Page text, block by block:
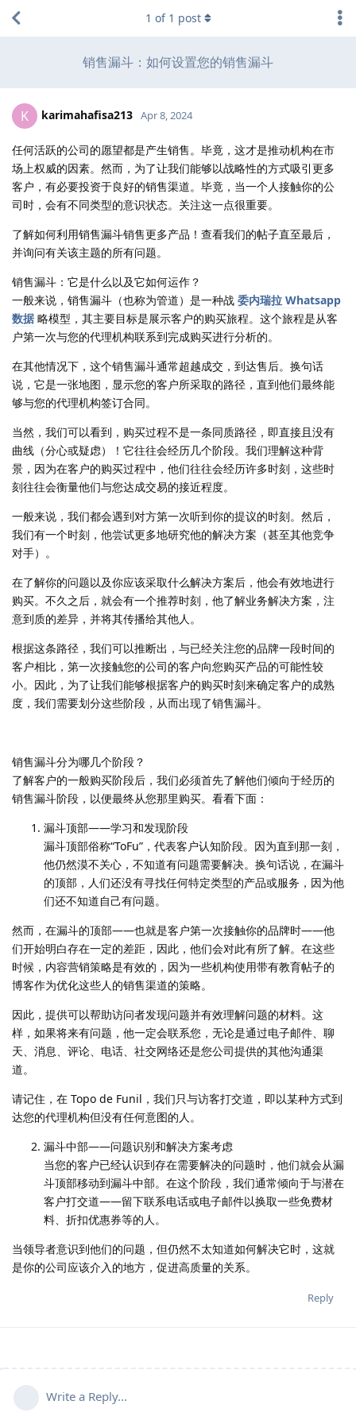
销售漏斗：如何设置您的销售漏斗
1 of 1 post
K karimahafisa213 Apr 8, 2024
任何活跃的公司的愿望都是产生销售。毕竟，这才是推动机构在市
场上权威的因素。然而，为了让我们能够以战略性的方式吸引更多
客户，有必要投资于良好的销售渠道。毕竟，当一个人接触你的公
司时，会有不同类型的意识状态。关注这一点很重要。
了解如何利用销售漏斗销售更多产品！查看我们的帖子直至最后，
并询问有关该主题的所有问题。
销售漏斗：它是什么以及它如何运作？
一般来说，销售漏斗（也称为管道）是一种战 委内瑞拉 Whatsapp
数据 略模型，其主要目标是展示客户的购买旅程。这个旅程是从客
户第一次与您的代理机构联系到完成购买进行分析的。
在其他情况下，这个销售漏斗通常超越成交，到达售后。换句话
说，它是一张地图，显示您的客户所采取的路径，直到他们最终能
够与您的代理机构签订合同。
当然，我们可以看到，购买过程不是一条同质路径，即直接且没有
曲线（分心或疑虑）！它往往会经历几个阶段。我们理解这种背
景，因为在客户的购买过程中，他们往往会经历许多时刻，这些时
刻往往会衡量他们与您达成交易的接近程度。
一般来说，我们都会遇到对方第一次听到你的提议的时刻。然后，
我们有一个时刻，他尝试更多地研究他的解决方案（甚至其他竞争
对手）。
在了解你的问题以及你应该采取什么解决方案后，他会有效地进行
购买。不久之后，就会有一个推荐时刻，他了解业务解决方案，注
意到质的差异，并将其传播给其他人。
根据这条路径，我们可以推断出，与已经关注您的品牌一段时间的
客户相比，第一次接触您的公司的客户向您购买产品的可能性较
小。因此，为了让我们能够根据客户的购买时刻来确定客户的成熟
度，我们需要划分这些阶段，从而出现了销售漏斗。
销售漏斗分为哪几个阶段？
了解客户的一般购买阶段后，我们必须首先了解他们倾向于经历的
销售漏斗阶段，以便最终从您那里购买。看看下面：
漏斗顶部——学习和发现阶段
漏斗顶部俗称“ToFu”，代表客户认知阶段。因为直到那一刻，
他仍然漠不关心，不知道有问题需要解决。换句话说，在漏斗
的顶部，人们还没有寻找任何特定类型的产品或服务，因为他
们还不知道自己有问题。
然而，在漏斗的顶部——也就是客户第一次接触你的品牌时——他
们开始明白存在一定的差距，因此，他们会对此有所了解。在这些
时候，内容营销策略是有效的，因为一些机构使用带有教育帖子的
博客作为优化这些人的销售渠道的策略。
因此，提供可以帮助访问者发现问题并有效理解问题的材料。这
样，如果将来有问题，他一定会联系您，无论是通过电子邮件、聊
天、消息、评论、电话、社交网络还是您公司提供的其他沟通渠
道。
请记住，在 Topo de Funil，我们只与访客打交道，即以某种方式到
达您的代理机构但没有任何意图的人。
漏斗中部——问题识别和解决方案考虑
当您的客户已经认识到存在需要解决的问题时，他们就会从漏
斗顶部移动到漏斗中部。在这个阶段，我们通常倾向于与潜在
客户打交道——留下联系电话或电子邮件以换取一些免费材
料、折扣优惠券等的人。
当领导者意识到他们的问题，但仍然不太知道如何解决它时，这就
是你的公司应该介入的地方，促进高质量的关系。
Reply
Write a Reply...